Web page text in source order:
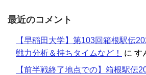
最近のコメント
【早稲田大学】第103回箱根駅伝
戦力分析＆持ちタイムなど！
に す
【前半戦終了地点での】箱根駅伝